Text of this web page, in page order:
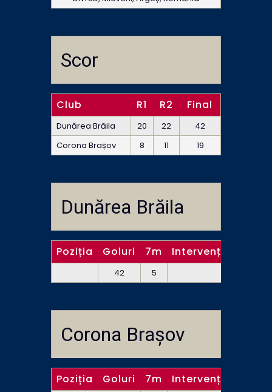
Scor
Club R1 R2 Final
Dunărea Brăila 20 22
42
Corona Brașov
8 11 19
Dunărea Brăila
Poziția Goluri 7m Intervenții
42 5
Corona Brașov
Poziția Goluri 7m Intervenții